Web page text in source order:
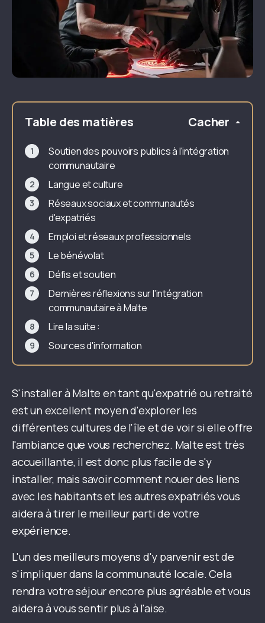
Table des matières Cacher
Soutien des pouvoirs publics à l'intégration
communautaire
Langue et culture
Réseaux sociaux et communautés
d'expatriés
Emploi et réseaux professionnels
Le bénévolat
Défis et soutien
Dernières réflexions sur l'intégration
communautaire à Malte
Lire la suite :
Sources d'information
S'installer à Malte en tant qu'expatrié ou retraité
est un excellent moyen d'explorer les
différentes cultures de l'île et de voir si elle offre
l'ambiance que vous recherchez. Malte est très
accueillante, il est donc plus facile de s'y
installer, mais savoir comment nouer des liens
avec les habitants et les autres expatriés vous
aidera à tirer le meilleur parti de votre
expérience.
L'un des meilleurs moyens d'y parvenir est de
s'impliquer dans la communauté locale. Cela
rendra votre séjour encore plus agréable et vous
aidera à vous sentir plus à l'aise.